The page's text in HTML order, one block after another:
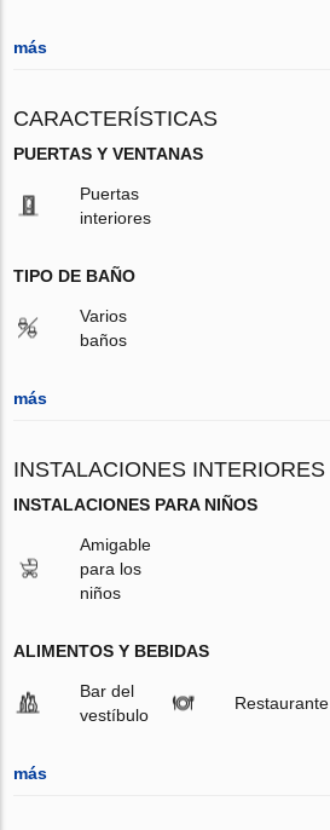
más
CARACTERÍSTICAS
PUERTAS Y VENTANAS
Puertas
interiores
TIPO DE BAÑO
Varios
baños
más
INSTALACIONES INTERIORES
INSTALACIONES PARA NIÑOS
Amigable
para los
niños
ALIMENTOS Y BEBIDAS
Bar del
vestíbulo
Restaurante
más